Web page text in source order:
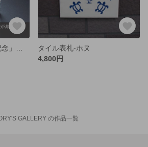
タイル表札-ホヌ
4,800円
GALLERY の作品一覧